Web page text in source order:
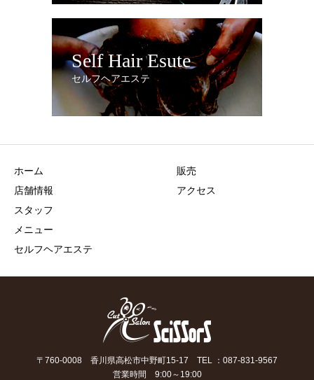
Self Hair Esute
セルフヘアエステ
ホーム
店舗情報
スタッフ
メニュー
セルフヘアエステ
販売
アクセス
〒760-0008 香川県高松市中野町15-17 TEL ：087-831-9567
営業時間 9:00～19:00